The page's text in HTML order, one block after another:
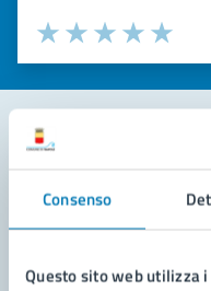
Consenso
Questo sito web utilizza
Valuta la chiarezza delle
Seleziona il numero di
Valuta
Valuta 4
Valuta 3 stelle
Valuta 2 stelle su 5
Valuta 1 stelle su 5
Leggi le domande
Richiedi